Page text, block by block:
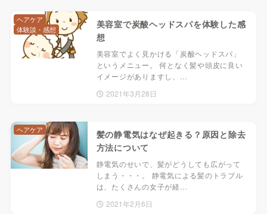
美容室で炭酸ヘッドスパを体験した感
想
美容室でよく見かける「炭酸ヘッドスパ」
というメニュー。 何となく髪や頭皮に良い
イメージがありますし、…
2021年3月28日
ヘアケア
体験談・感想
髪の静電気はなぜ起きる？原因と除去
方法について
静電気のせいで、髪がどうしても広がって
しまう・・・。 静電気による髪のトラブル
は、たくさんの女子が経…
2021年2月6日
ヘアケア